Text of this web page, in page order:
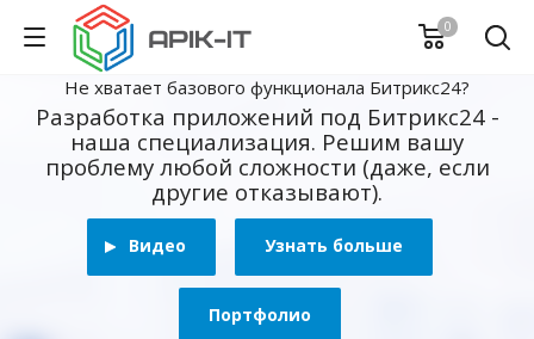
0
Не хватает базового функционала Битрикс24?
Разработка приложений под Битрикс24 -
наша специализация. Решим вашу
проблему любой сложности (даже, если
другие отказывают).
Видео Узнать больше
Портфолио